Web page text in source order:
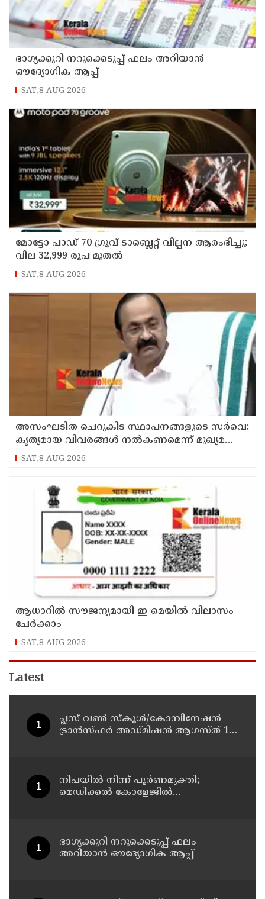
ഭാഗ്യക്കുറി നറുക്കെടുപ്പ് ഫലം അറിയാൻ
ഔദ്യോഗിക ആപ്പ്
SAT,8 AUG 2026
മോട്ടോ പാഡ് 70 ഗ്രൂവ് ടാബ്ലെറ്റ് വില്പന ആരംഭിച്ചു;
വില 32,999 രൂപ മുതൽ
SAT,8 AUG 2026
അസംഘടിത ചെറുകിട സ്ഥാപനങ്ങളുടെ സർവെ:
കൃത്യമായ വിവരങ്ങൾ നൽകണമെന്ന് മുഖ്യമന്ത്രി
വി ഡി സതീശൻ
SAT,8 AUG 2026
ആധാറിൽ സൗജന്യമായി ഇ-മെയിൽ വിലാസം
ചേർക്കാം
SAT,8 AUG 2026
Latest
പ്ലസ് വൺ സ്‌കൂൾ/കോമ്പിനേഷൻ
ട്രാൻസ്ഫർ അഡ്മിഷൻ ആഗസ്ത് 10,
നിപയിൽ നിന്ന് പൂർണമുക്തി;
മെഡിക്കൽ കോളേജിൽ
ഭാഗ്യക്കുറി നറുക്കെടുപ്പ് ഫലം
അറിയാൻ ഔദ്യോഗിക ആപ്പ്